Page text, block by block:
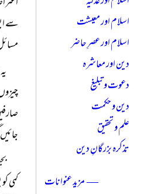
سے
کمی
اسلام اور معیشت
اسلام اور عصرِ حاضر
دین اور معاشرہ
دعوت و تبلیغ
دین و حکمت
علم و تحقیق
تذکرہ بزرگانِ دین
— مزید عنوانات